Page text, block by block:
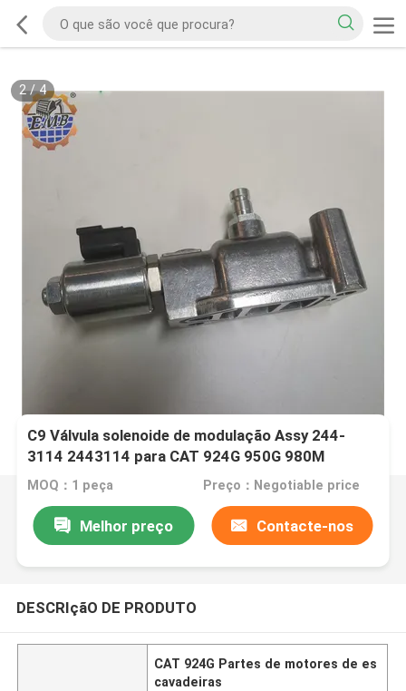
2/4
C9 Válvula solenoide de modulação Assy 244-
3114 2443114 para CAT 924G 950G 980M
MOQ：1 peça Preço：Negotiable price
Melhor preço Contacte-nos
DESCRIçãO DE PRODUTO
CAT 924G Partes de motores de es
cavadeiras